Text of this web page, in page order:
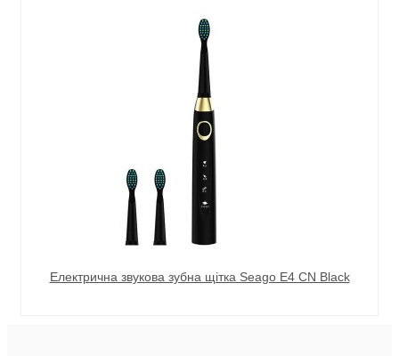
Електрична звукова зубна щітка Seago E4 CN Black